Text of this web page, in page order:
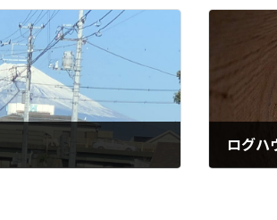
ログハ